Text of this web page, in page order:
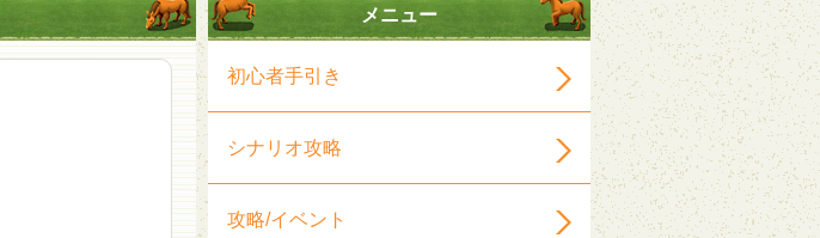
メニュー
初心者手引き
シナリオ攻略
攻略/イベント